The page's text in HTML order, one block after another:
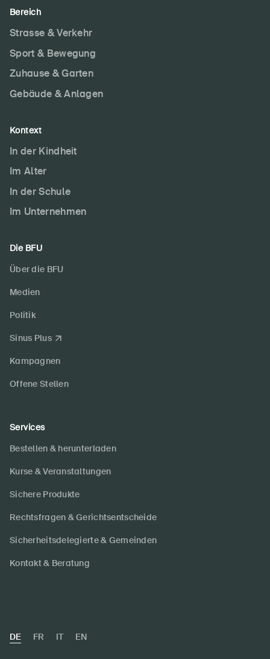
Bereich
Strasse & Verkehr
Sport & Bewegung
Zuhause & Garten
Gebäude & Anlagen
Kontext
In der Kindheit
Im Alter
In der Schule
Im Unternehmen
Die BFU
Über die BFU
Medien
Politik
Sinus Plus
Kampagnen
Offene Stellen
Services
Bestellen & herunterladen
Kurse & Veranstaltungen
Sichere Produkte
Rechtsfragen & Gerichtsentscheide
Sicherheitsdelegierte & Gemeinden
Kontakt & Beratung
DE FR IT EN